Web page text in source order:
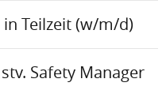
Teilzeit (w/m/d)
Safety Manager